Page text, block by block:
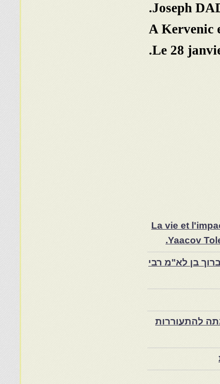
Joseph
A Kervenic
Le 28
La vie et
Yaacov
בן לא"מ רבי
במרוקו בסוף המאה ה־19 ותרומתה להתעוררות